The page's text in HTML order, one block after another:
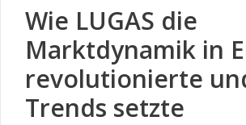
Wie LUGAS die
Marktdynamik in
revolutionierte
Trends setzte